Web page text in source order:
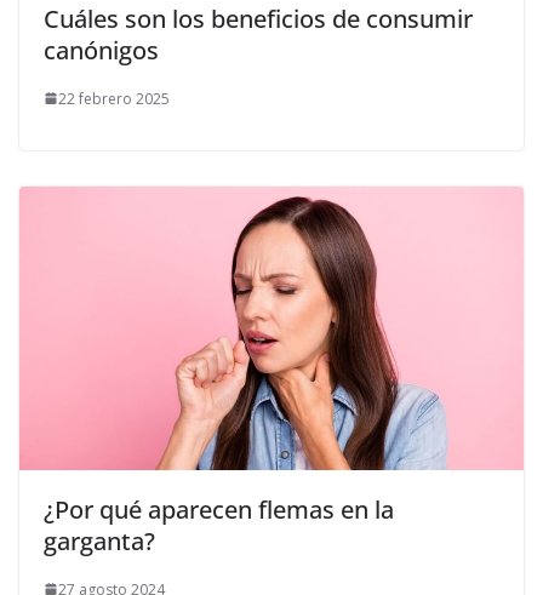
Cuáles son los beneficios de consumir
canónigos
22 febrero 2025
¿Por qué aparecen flemas en la
garganta?
27 agosto 2024